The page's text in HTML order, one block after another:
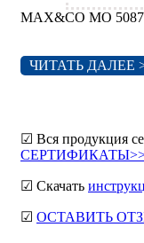
MAX&CO MO
ЧИТАТЬ ДАЛЕЕ
☑ Вся продукция
☑ Скачать
☑ ОСТАВИТЬ